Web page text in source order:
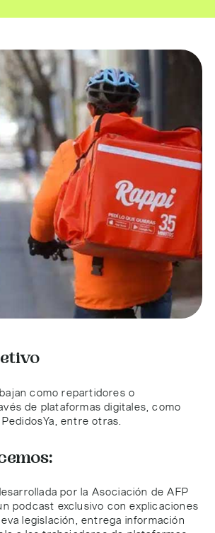
como repartidores o
de plataformas digitales, como
entre otras.
por la Asociación de AFP
podcast exclusivo con explicaciones
legislación, entrega información